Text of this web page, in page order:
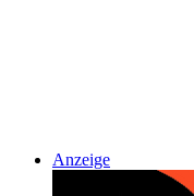
Anzeige